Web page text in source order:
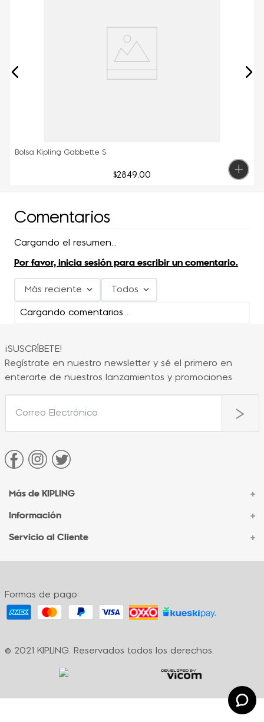
Bolsa Kipling Gabbette S
$2849.00
Comentarios
Cargando el resumen…
Por favor, inicia sesión para escribir un comentario.
Más reciente Todos
Cargando comentarios…
¡SUSCRÍBETE!
Regístrate en nuestro newsletter y sé el primero en
enterarte de nuestros lanzamientos y promociones
Más de KIPLING +
Acerca de Kipling
Sucursales
Información +
Contacto Corporativo
Formas de pago
Servicio al Cliente +
Contacto
Políticas de cambio
Términos y condiciones
Formas de pago:
© 2021 KIPLING. Reservados todos los derechos.